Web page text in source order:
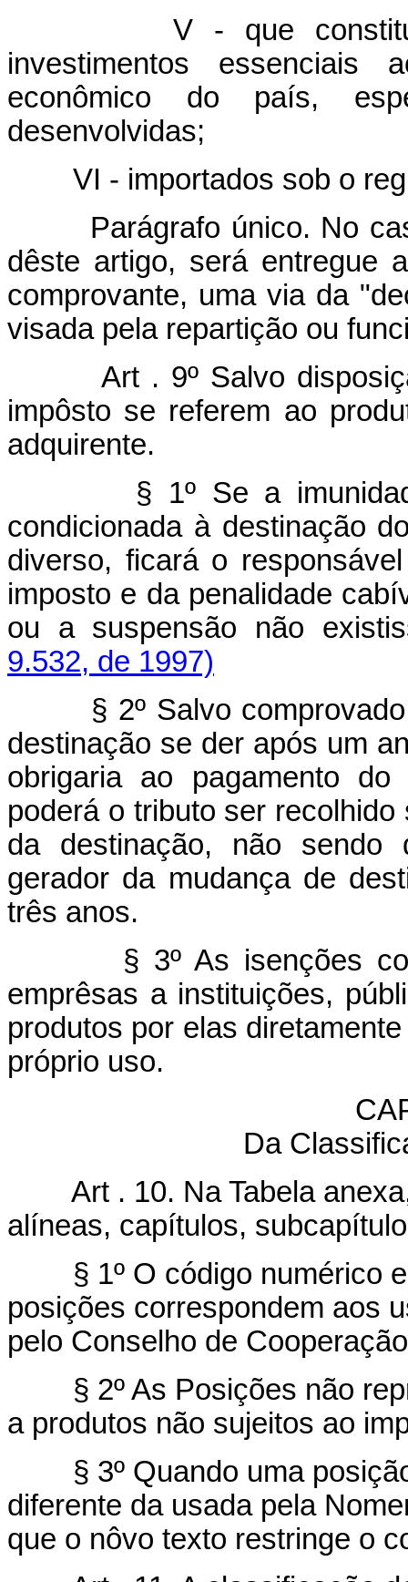
V - que constituírem
investimentos essenciais
econômico do país,
desenvolvidas;
VI - importados sob o
Parágrafo único. No
dêste artigo, será entregue
comprovante, uma via da
visada pela repartição ou
Art . 9º Salvo
impôsto se referem ao
adquirente.
§ 1º Se a imunidade,
condicionada à destinação
diverso, ficará o
imposto e da penalidade
ou a suspensão não
9.532, de 1997)
§ 2º Salvo comprovado
destinação se der após um
obrigaria ao pagamento
poderá o tributo ser
da destinação, não
gerador da mudança de
três anos.
§ 3º As isenções
emprêsas a instituições,
produtos por elas
próprio uso.
Da
Art . 10. Na Tabela anexa,
alíneas, capítulos,
§ 1º O código numérico e
posições correspondem aos
pelo Conselho de
§ 2º As Posições não
a produtos não sujeitos ao
§ 3º Quando uma posição
diferente da usada pela
que o nôvo texto restringe o